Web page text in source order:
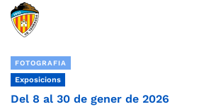
FOTOGRAFIA
Exposicions
Del 8 al 30 de gener de 2026